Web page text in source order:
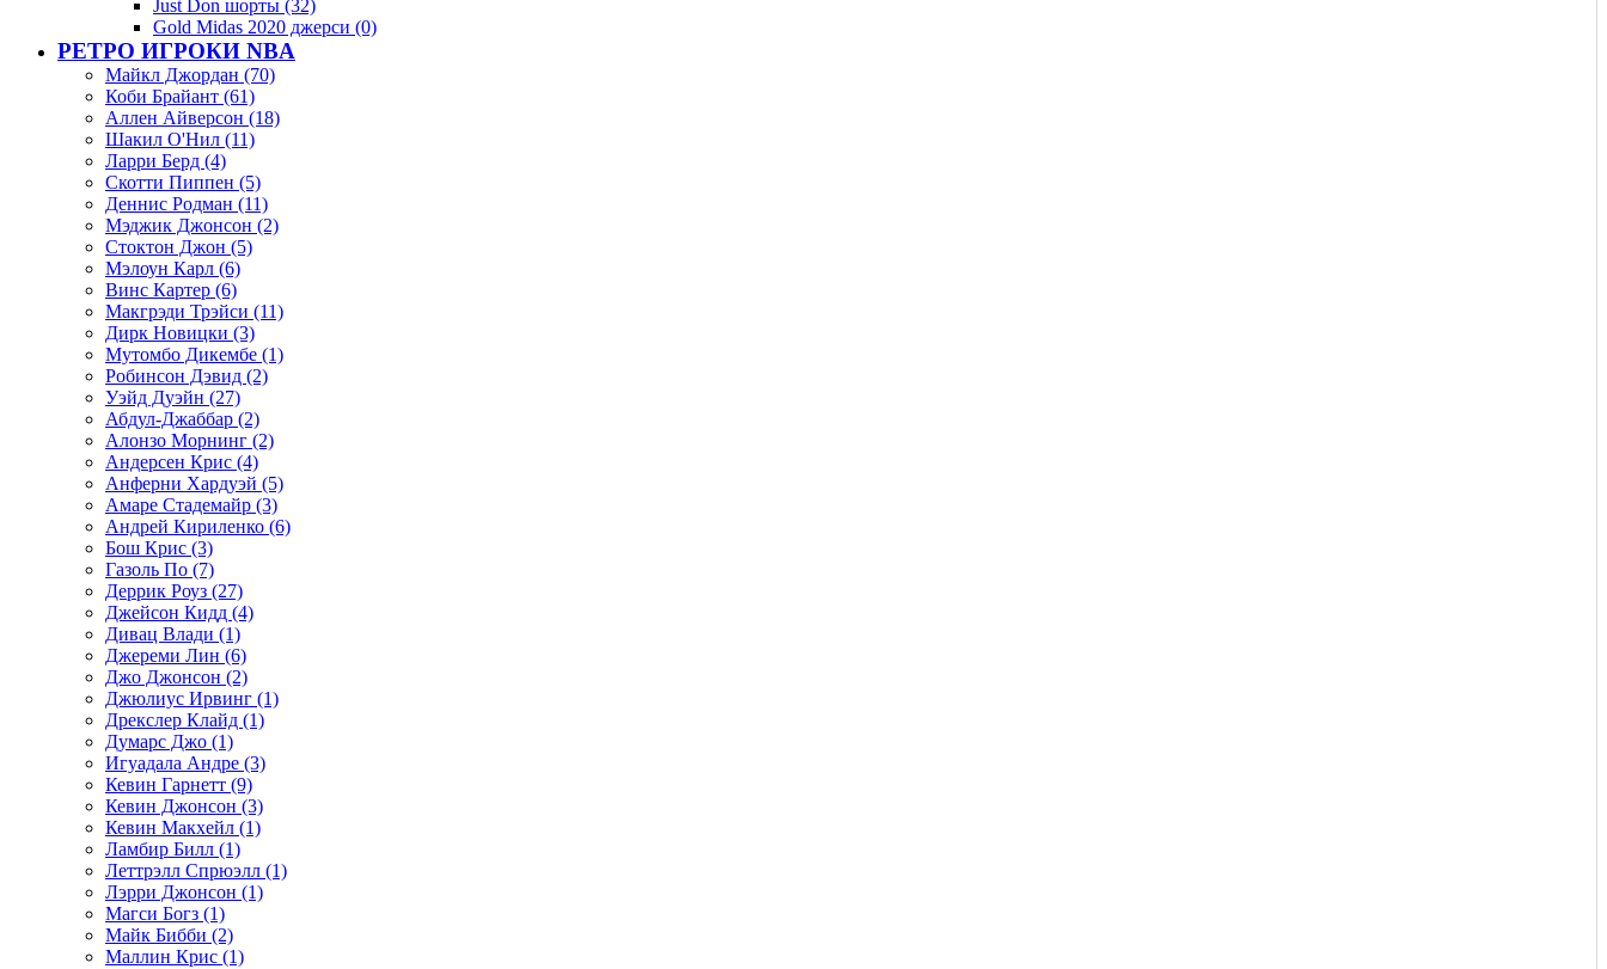
Just Don шорты (32)
Gold Midas 2020 джерси (0)
РЕТРО ИГРОКИ NBA
Майкл Джордан (70)
Коби Брайант (61)
Аллен Айверсон (18)
Шакил О'Нил (11)
Ларри Берд (4)
Скотти Пиппен (5)
Деннис Родман (11)
Мэджик Джонсон (2)
Стоктон Джон (5)
Мэлоун Карл (6)
Винс Картер (6)
Макгрэди Трэйси (11)
Дирк Новицки (3)
Мутомбо Дикембе (1)
Робинсон Дэвид (2)
Уэйд Дуэйн (27)
Абдул-Джаббар (2)
Алонзо Морнинг (2)
Андерсен Крис (4)
Анферни Xардуэй (5)
Амаре Стадемайр (3)
Андрей Кириленко (6)
Бош Крис (3)
Газоль По (7)
Деррик Роуз (27)
Джейсон Кидд (4)
Дивац Влади (1)
Джереми Лин (6)
Джо Джонсон (2)
Джюлиус Ирвинг (1)
Дрекслер Клайд (1)
Думарс Джо (1)
Игуадала Андре (3)
Кевин Гарнетт (9)
Кевин Джонсон (3)
Кевин Макхейл (1)
Ламбир Билл (1)
Леттрэлл Спрюэлл (1)
Лэрри Джонсон (1)
Магси Богз (1)
Майк Бибби (2)
Маллин Крис (1)